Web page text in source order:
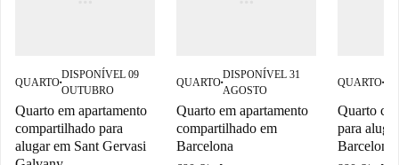
QUARTO■
DISPONÍVEL 09
OUTUBRO
Quarto em apartamento
compartilhado para
alugar em Sant Gervasi
QUARTO■
DISPONÍVEL 31
AGOSTO
Quarto em apartamento
compartilhado em
Barcelona
QUARTO■
Quarto
para
Barcelona